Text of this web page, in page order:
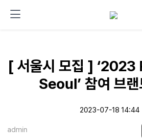
[ 서울시 모집 ]
Seoul’ 참여 브랜
2023-07-18 14:44
admin